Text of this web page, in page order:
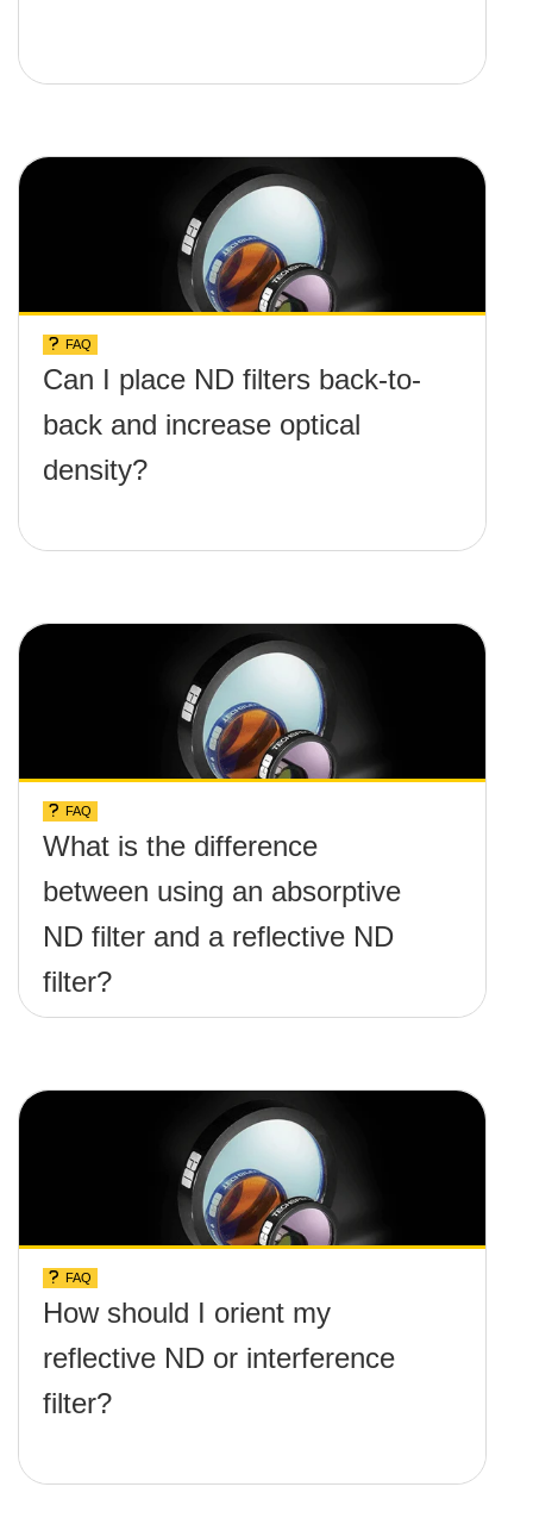
FAQ
Can I place ND filters back-to-
back and increase optical
density?
FAQ
What is the difference
between using an absorptive
ND filter and a reflective ND
filter?
FAQ
How should I orient my
reflective ND or interference
filter?